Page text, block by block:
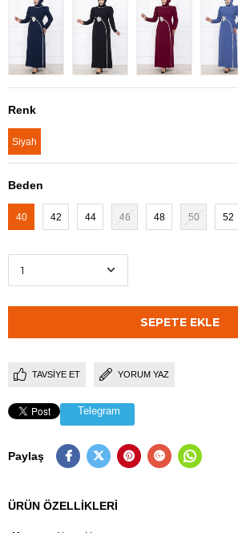
Renk
Siyah
Beden
40 42 44 46 48 50 52
TAVSIYE ET YORUM YAZ
Telegram
Paylaş
ÜRÜN ÖZELLIKLERI